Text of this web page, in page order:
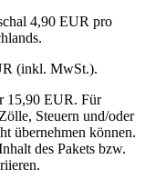
4,90 EUR pro
(inkl. MwSt.).
15,90 EUR. Für
Steuern und/oder
übernehmen können.
des Pakets bzw.